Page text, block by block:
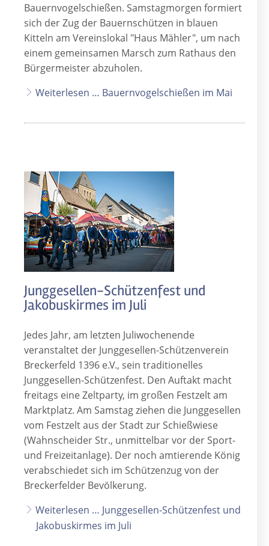
Bauernvogelschießen. Samstagmorgen formiert
sich der Zug der Bauernschützen in blauen
Kitteln am Vereinslokal "Haus Mähler", um nach
einem gemeinsamen Marsch zum Rathaus den
Bürgermeister abzuholen.
Weiterlesen … Bauernvogelschießen im Mai
Junggesellen-Schützenfest und
Jakobuskirmes im Juli
Jedes Jahr, am letzten Juliwochenende
veranstaltet der Junggesellen-Schützenverein
Breckerfeld 1396 e.V., sein traditionelles
Junggesellen-Schützenfest. Den Auftakt macht
freitags eine Zeltparty, im großen Festzelt am
Marktplatz. Am Samstag ziehen die Junggesellen
vom Festzelt aus der Stadt zur Schießwiese
(Wahnscheider Str., unmittelbar vor der Sport-
und Freizeitanlage). Der noch amtierende König
verabschiedet sich im Schützenzug von der
Breckerfelder Bevölkerung.
Weiterlesen … Junggesellen-Schützenfest und
Jakobuskirmes im Juli